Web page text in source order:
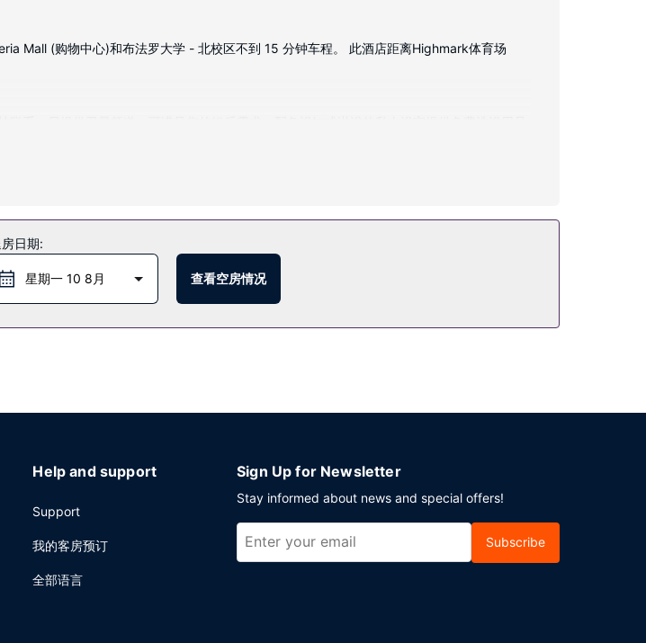
Mall (购物中心)和布法罗大学 - 北校区不到 15 分钟车程。 此酒店距离Highmark体育场
举办活动？这家酒店拥有 146 平方米（1572 平方英尺）的空间，包括会议场地和会议室。
日期:
星期一 10 8月 查看空房情况
Help and support
Support
我的客房预订
全部语言
Sign Up for Newsletter
Stay informed about news and special offers!
Subscribe